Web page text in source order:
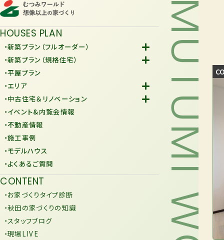
HOUSES PLAN
・新築プラン（フルオーダー）
-Fiore
・新築プラン（規格住宅）
-規格住宅
-KURAFIT
-JiU
・平屋プラン
・エリア
-潟上市
-由利本荘市
・中古住宅＆リノベーション
-中古住宅
-リノベーション
・イベント&内覧会情報
・不動産情報
・施工事例
・モデルハウス
・よくあるご質問
CONTENT
・お家づくりタイプ診断
・秋田の家づくりの知識
・スタッフブログ
・現場LIVE